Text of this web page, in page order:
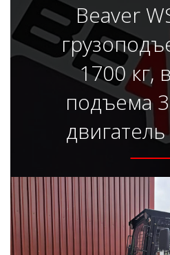
Beaver
1700 кг,
подъема